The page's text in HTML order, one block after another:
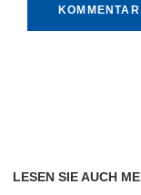
LESEN SIE AUCH